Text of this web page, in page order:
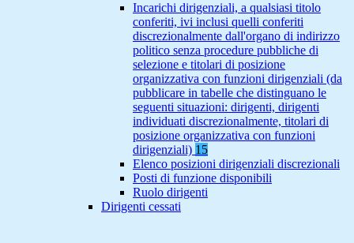
Incarichi dirigenziali, a qualsiasi titolo
conferiti, ivi inclusi quelli conferiti
discrezionalmente dall'organo di indirizzo
politico senza procedure pubbliche di
selezione e titolari di posizione
organizzativa con funzioni dirigenziali (da
pubblicare in tabelle che distinguano le
seguenti situazioni: dirigenti, dirigenti
individuati discrezionalmente, titolari di
posizione organizzativa con funzioni
dirigenziali) 15
Elenco posizioni dirigenziali discrezionali
Posti di funzione disponibili
Ruolo dirigenti
Dirigenti cessati